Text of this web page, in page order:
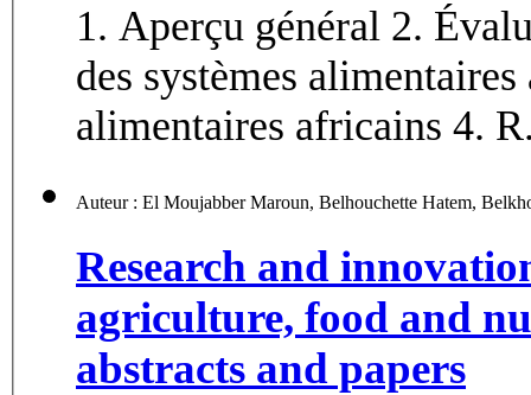
1. Aperçu général 2.
des systèmes
alimentaires africains 4.
Research and
agriculture, food and
abstracts and papers